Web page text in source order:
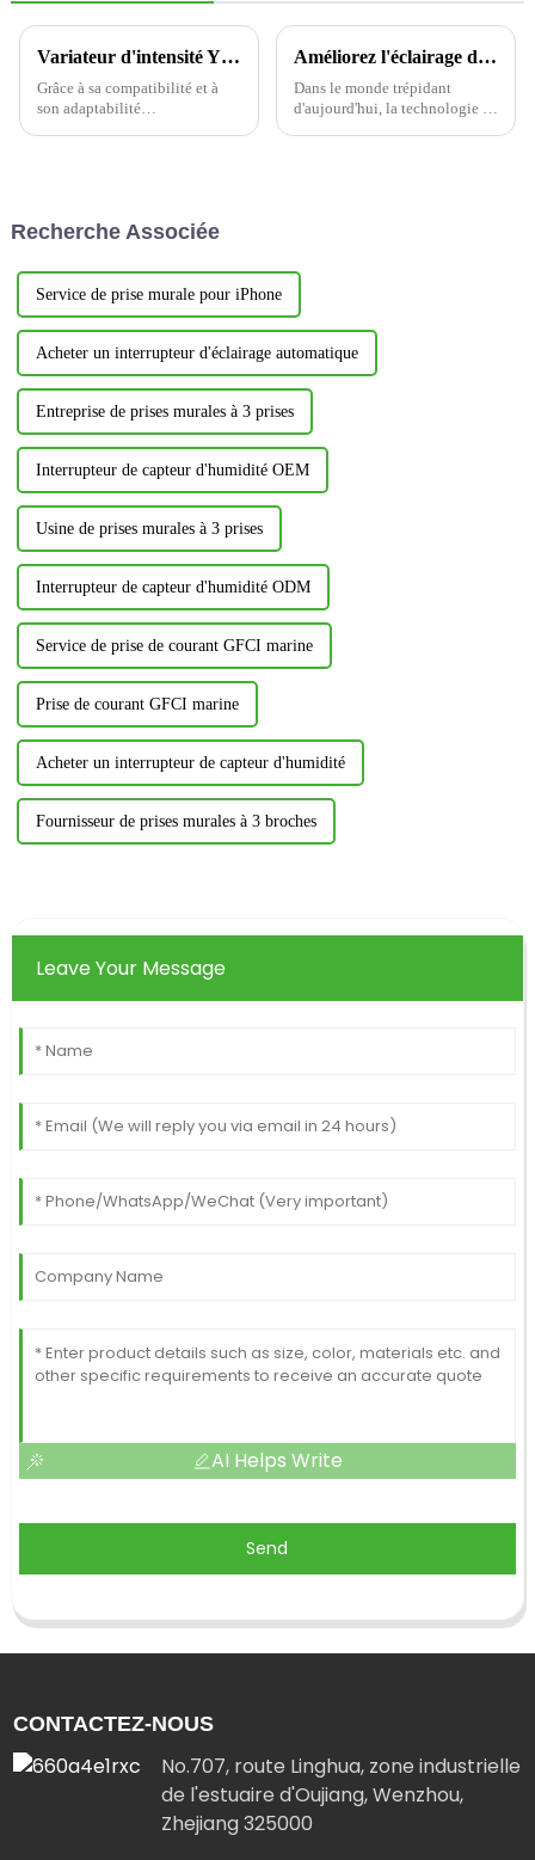
Variateur d'intensité YDM001 : à la pointe de la nouvelle tendance de la rime lumineuse intelligente
Grâce à sa compatibilité et à
son adaptabilité
d'une charge de circuit
Améliorez l'éclairage de votre maison avec des interrupteurs intelligents
Dans le monde trépidant
d'aujourd'hui, la technologie a
Recherche Associée
Service de prise murale pour iPhone
Acheter un interrupteur d'éclairage automatique
Entreprise de prises murales à 3 prises
Interrupteur de capteur d'humidité OEM
Usine de prises murales à 3 prises
Interrupteur de capteur d'humidité ODM
Service de prise de courant GFCI marine
Prise de courant GFCI marine
Acheter un interrupteur de capteur d'humidité
Fournisseur de prises murales à 3 broches
Leave Your Message
AI Helps Write
Send
CONTACTEZ-NOUS
No.707, route Linghua, zone industrielle
de l'estuaire d'Oujiang, Wenzhou,
Zhejiang 325000